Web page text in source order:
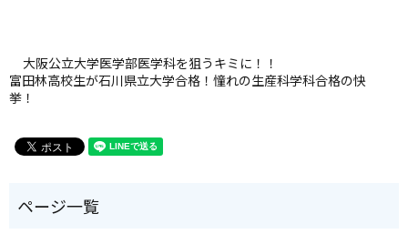
大阪公立大学医学部医学科を狙うキミに！！
富田林高校生が石川県立大学合格！憧れの生産科学科合格の快
挙！